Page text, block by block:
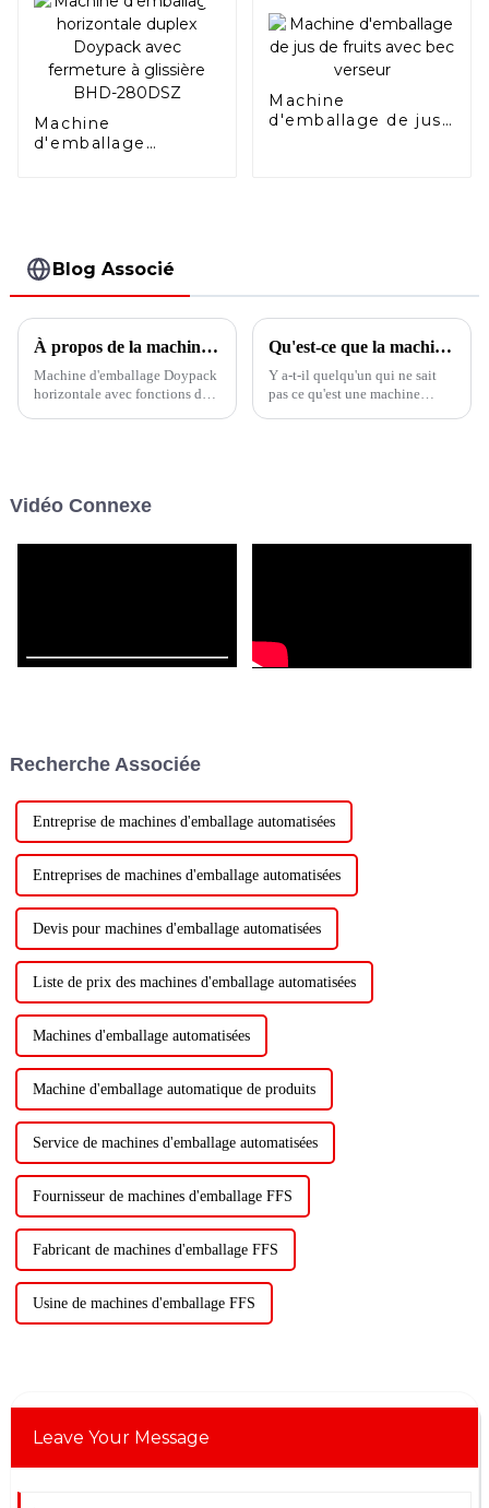
Machine
d'emballage
Machine
d'emballage de jus
Blog Associé
À propos de la machine d'emballage Boevan Spout Doypack
Machine d'emballage Doypack
horizontale avec fonctions de
correspondante peut être
taille...
Qu'est-ce que la machine d'emballage à deux sacs ?
Y a-t-il quelqu'un qui ne sait
pas ce qu'est une machine
Vidéo Connexe
Recherche Associée
Entreprise de machines d'emballage automatisées
Entreprises de machines d'emballage automatisées
Devis pour machines d'emballage automatisées
Liste de prix des machines d'emballage automatisées
Machines d'emballage automatisées
Machine d'emballage automatique de produits
Service de machines d'emballage automatisées
Fournisseur de machines d'emballage FFS
Fabricant de machines d'emballage FFS
Usine de machines d'emballage FFS
Leave Your Message